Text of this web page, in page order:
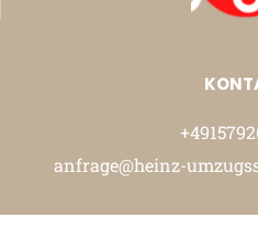
anfrage@heinz-